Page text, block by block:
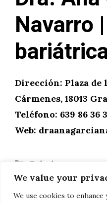
We value your
We use cookies to
Navarro
Dirección: Plaza de
Cármenes, 18013
Teléfono: 639 86 36
Web:
Categorías
Salud
Sensibilidad tras
corona dental